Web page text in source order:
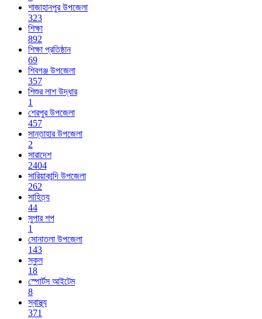
শাজাহানপুর উপজেলা
323
শিক্ষা
892
শিক্ষা প্রতিষ্ঠান
69
শিবগঞ্জ উপজেলা
357
শিশুর লাশ উদ্ধার
1
শেরপুর উপজেলা
457
সান্তাহার উপজেলা
2
সারাদেশ
2404
সারিয়াকান্দি উপজেলা
262
সাহিত্য
44
সুপার শপ
1
সোনাতলা উপজেলা
143
স্কুল
18
স্পোর্টস আইটেম
8
স্বাস্থ্য
371